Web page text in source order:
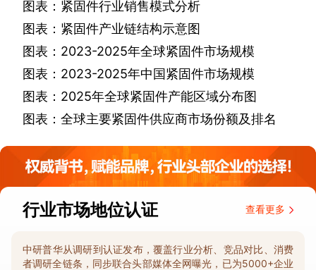
图表：紧固件行业销售模式分析
图表：紧固件产业链结构示意图
图表： 2023-2025年全球紧固件市场规模
图表： 2023-2025年中国紧固件市场规模
图表： 2025年全球紧固件产能区域分布图
图表：全球主要紧固件供应商市场份额及排名
行业市场地位认证 查看更多
中研普华从调研到认证发布，覆盖行业分析、竞品对比、消费
者调研全链条，同步联合头部媒体全网曝光，已为5000+企业